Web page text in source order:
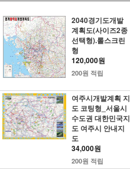
2040경기도개발
계획도(사이즈2종
선택형).롤스크린
형
120,000원
200원 적립
여주시개발계획 지
도 코팅형_서울시
수도권 대한민국지
도 여주시 안내지
도
34,000원
200원 적립